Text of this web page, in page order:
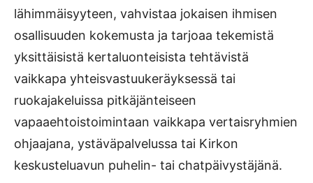
lähimmäisyyteen, vahvistaa jokaisen ihmisen
osallisuuden kokemusta ja tarjoaa tekemistä
yksittäisistä kertaluonteisista tehtävistä
vaikkapa yhteisvastuukeräyksessä tai
ruokajakeluissa pitkäjänteiseen
vapaaehtoistoimintaan vaikkapa vertaisryhmien
ohjaajana, ystäväpalvelussa tai Kirkon
keskusteluavun puhelin- tai chatpäivystäjänä.